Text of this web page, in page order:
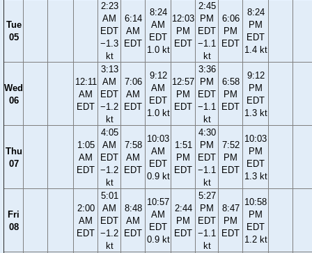
Tue
05
2:23
AM
EDT
−1.3
kt
6:14
AM
EDT
8:24
AM
EDT
1.0 kt
12:03
PM
EDT
2:45
PM
EDT
−1.1
kt
6:06
PM
EDT
8:24
PM
EDT
1.4 kt
Wed
06
12:11
AM
EDT
3:13
AM
EDT
−1.2
kt
7:06
AM
EDT
9:12
AM
EDT
1.0 kt
12:57
PM
EDT
3:36
PM
EDT
−1.1
kt
6:58
PM
EDT
9:12
PM
EDT
1.3 kt
Thu
07
1:05
AM
EDT
4:05
AM
EDT
−1.2
kt
7:58
AM
EDT
10:03
AM
EDT
0.9 kt
1:51
PM
EDT
4:30
PM
EDT
−1.1
kt
7:52
PM
EDT
10:03
PM
EDT
1.3 kt
Fri
08
2:00
AM
EDT
5:01
AM
EDT
−1.2
kt
8:48
AM
EDT
10:57
AM
EDT
0.9 kt
2:44
PM
EDT
5:27
PM
EDT
−1.1
kt
8:47
PM
EDT
10:58
PM
EDT
1.2 kt